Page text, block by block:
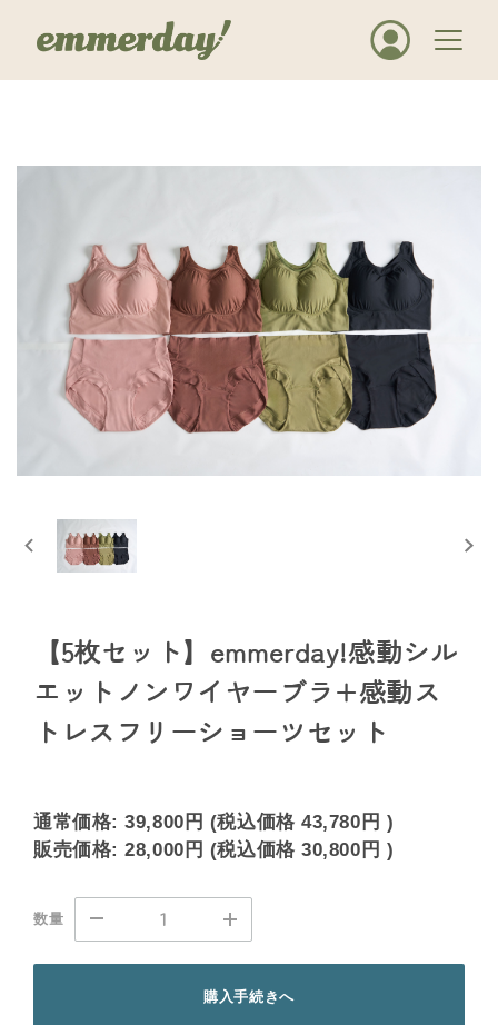
【5枚セット】emmerday!感動シル
エットノンワイヤーブラ+感動ス
トレスフリーショーツセット
通常価格:39,800円 (税込価格43,780円 )
販売価格:28,000円 (税込価格30,800円 )
数量
購入手続きへ